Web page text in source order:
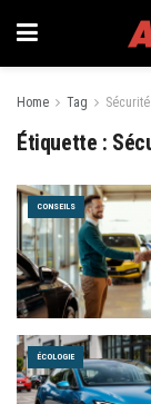
Home Tag
Étiquette :
CONSEILS
ÉCOLOGIE